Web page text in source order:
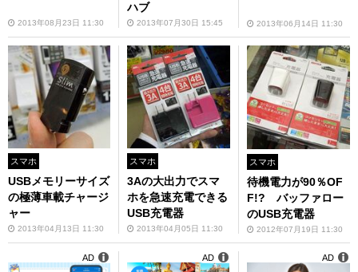
2013年08月23日 11:30
ハブ
2013年07月30日 15:45 2013年06月14日 11:30
スマホ
USBメモリーサイズ
の極薄車載チャージ
ャー
2013年04月13日 11:30
スマホ
3Aの大出力でスマ
ホを急速充電できる
USB充電器
2013年04月05日 11:30
スマホ
待機電力が90％OF
F!? バッファロー
のUSB充電器
2012年07月19日 11:30
AD AD AD